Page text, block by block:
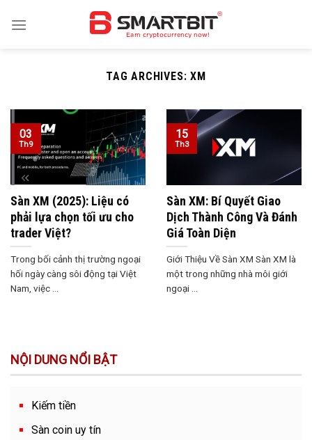
TAG ARCHIVES:XM
Sàn XM (2025): Liệu có
phải lựa chọn tối ưu cho
trader Việt?
Trong bối cảnh thị trường ngoại
hối ngày càng sôi động tại Việt
Nam, việc ...
03
Th9
Sàn XM: Bí Quyết Giao
Dịch Thành Công Và Đánh
Giá Toàn Diện
Giới Thiệu Về Sàn XM Sàn XM là
một trong những nhà môi giới
ngoại ...
15
Th3
NỘI DUNG NỔI BẬT
Kiếm tiền
Sàn coin uy tín